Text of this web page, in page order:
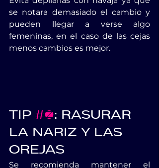
se notara demasiado el cambio y
pueden llegar a verse algo
femeninas, en el caso de las cejas
menos cambios es mejor.
TIP #4: RASURAR
LA NARIZ Y LAS
OREJAS
Se recomienda mantener el